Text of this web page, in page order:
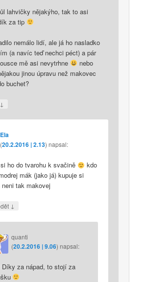
lahvičky nějakýho, tak to asi
za tip
nemálo lidí, ale já ho nasladko
(a navíc teď nechci péct) a pár
mě asi nevytrhne
nebo
jinou úpravu než makovec
buchet?
↓
Ela
(20.2.2016 | 2.13)napsal:
ho do tvarohu k svačině
kdo
mák (jako já) kupuje si
tak makovej
↓
quanti
(20.2.2016 | 9.06) napsal:
Díky za nápad, to stojí za